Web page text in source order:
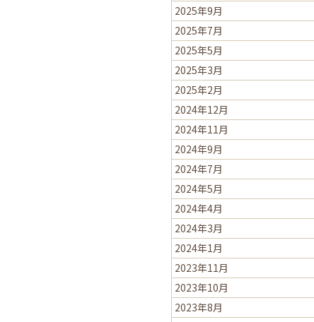
2025年9月
2025年7月
2025年5月
2025年3月
2025年2月
2024年12月
2024年11月
2024年9月
2024年7月
2024年5月
2024年4月
2024年3月
2024年1月
2023年11月
2023年10月
2023年8月